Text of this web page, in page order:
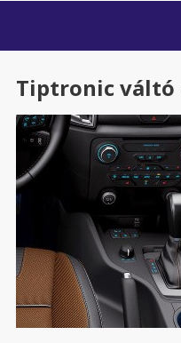
Tiptronic váltó